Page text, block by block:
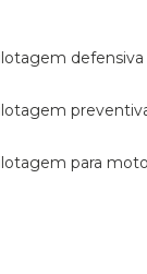
para moto